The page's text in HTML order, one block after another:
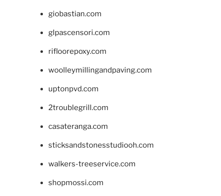
giobastian.com
glpascensori.com
rifloorepoxy.com
woolleymillingandpaving.com
uptonpvd.com
2troublegrill.com
casateranga.com
sticksandstonesstudiooh.com
walkers-treeservice.com
shopmossi.com